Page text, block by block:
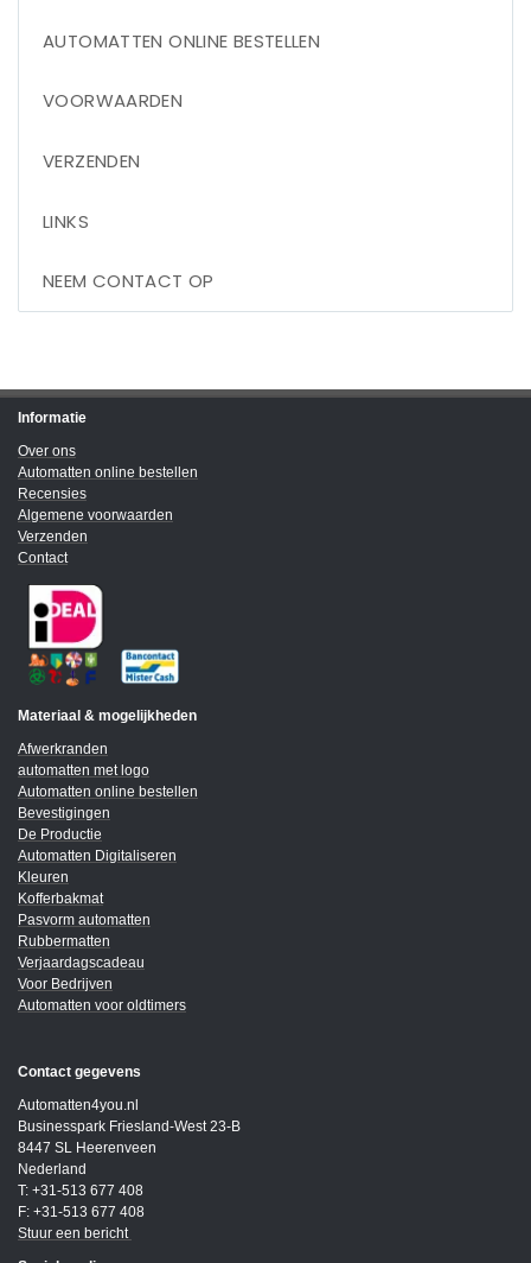
AUTOMATTEN ONLINE BESTELLEN
VOORWAARDEN
VERZENDEN
LINKS
NEEM CONTACT OP
Informatie
Over ons
Automatten online bestellen
Recensies
Algemene voorwaarden
Verzenden
Contact
Materiaal & mogelijkheden
Afwerkranden
automatten met logo
Automatten online bestellen
Bevestigingen
De Productie
Automatten Digitaliseren
Kleuren
Kofferbakmat
Pasvorm automatten
Rubbermatten
Verjaardagscadeau
Voor Bedrijven
Automatten voor oldtimers
Contact gegevens
Automatten4you.nl
Businesspark Friesland-West 23-B
8447 SL Heerenveen
Nederland
T: +31-513 677 408
F: +31-513 677 408
Stuur een bericht